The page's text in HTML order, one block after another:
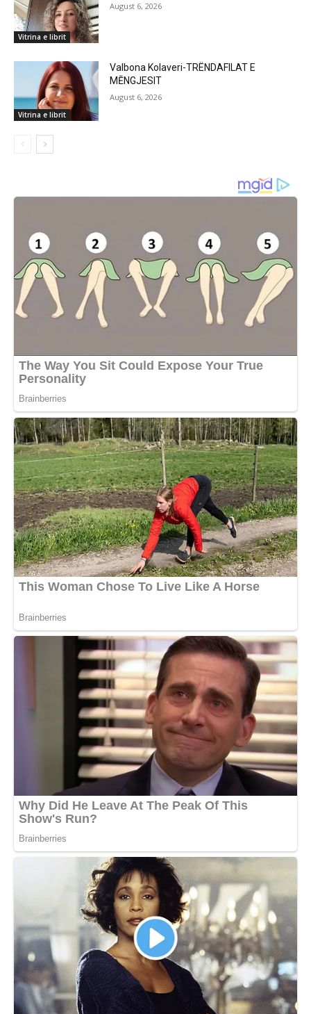
Vitrina e librit
August 6, 2026
Vitrina e librit
Valbona Kolaveri-TRËNDAFILAT E
MĒNGJESIT
August 6, 2026